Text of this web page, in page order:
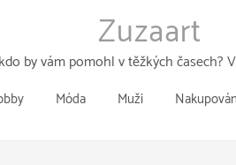
Zuzaart
by vám pomohl v těžkých časech?
Móda Muži